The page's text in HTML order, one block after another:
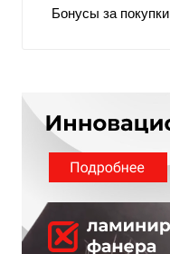
Бонусы за покупки